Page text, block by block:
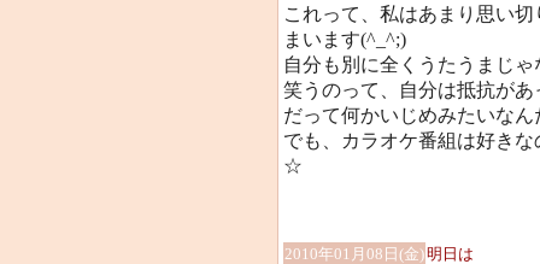
これって、私はあまり思い
まいます(^_^;)
自分も別に全くうたうまじ
笑うのって、自分は抵抗があ
だって何かいじめみたいなん
でも、カラオケ番組は好き
☆
2010年01月08日(金)明日は